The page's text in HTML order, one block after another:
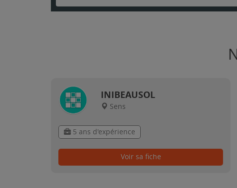
INIBEAUSOL
Sens
5 ans d'expérience
Voir sa fiche